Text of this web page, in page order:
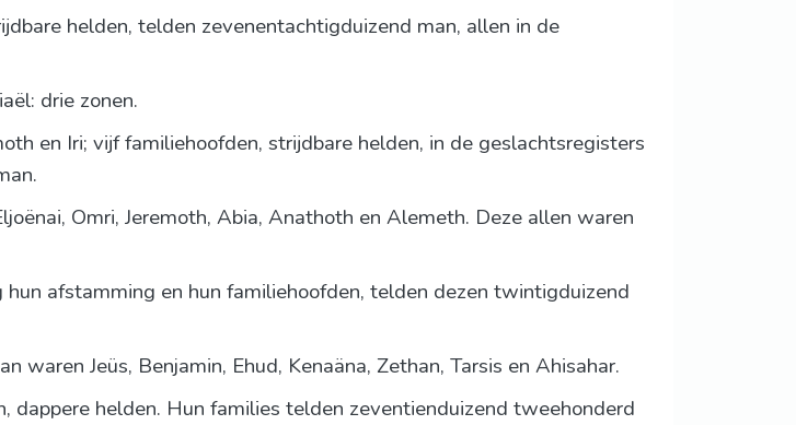
helden, telden zevenentachtigduizend man, allen in de
drie zonen.
en Iri; vijf familiehoofden, strijdbare helden, in de geslachtsregisters
Omri, Jeremoth, Abia, Anathoth en Alemeth. Deze allen waren
afstamming en hun familiehoofden, telden dezen twintigduizend
waren Jeüs, Benjamin, Ehud, Kenaäna, Zethan, Tarsis en Ahisahar.
dappere helden. Hun families telden zeventienduizend tweehonderd